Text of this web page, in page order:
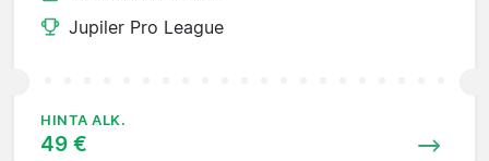
Jupiler Pro League
HINTA ALK.
49 €